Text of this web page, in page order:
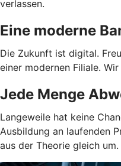
verlassen.
Eine moderne
Die Zukunft ist digital.
einer modernen Filiale.
Jede Menge
Langeweile hat keine
Ausbildung an laufenden
aus der Theorie gleich um.